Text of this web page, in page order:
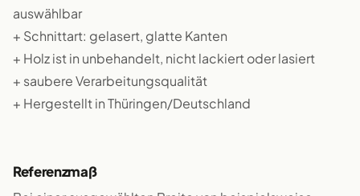
auswählbar
+ Schnittart: gelasert, glatte Kanten
+ Holz ist in unbehandelt, nicht lackiert oder lasiert
+ saubere Verarbeitungsqualität
+ Hergestellt in Thüringen/Deutschland
Referenzmaß